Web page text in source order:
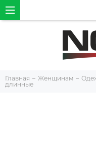
Главная Женщинам
длинные